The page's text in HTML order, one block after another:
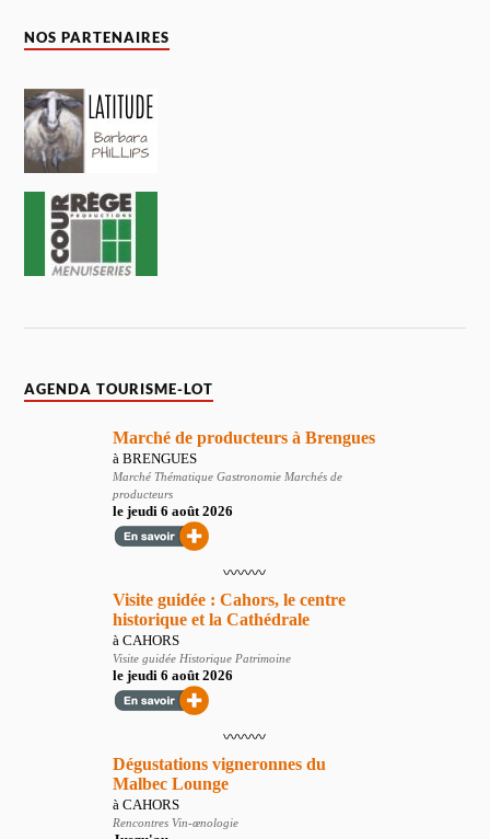
NOS PARTENAIRES
AGENDA TOURISME-LOT